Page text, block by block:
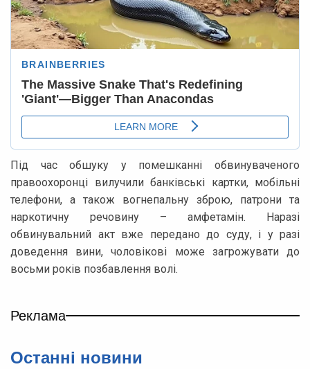
Під час обшуку у помешканні обвинуваченого
правоохоронці вилучили банківські картки, мобільні
телефони, а також вогнепальну зброю, патрони та
наркотичну речовину – амфетамін. Наразі
обвинувальний акт вже передано до суду, і у разі
доведення вини, чоловікові може загрожувати до
восьми років позбавлення волі.
Реклама
Останні новини